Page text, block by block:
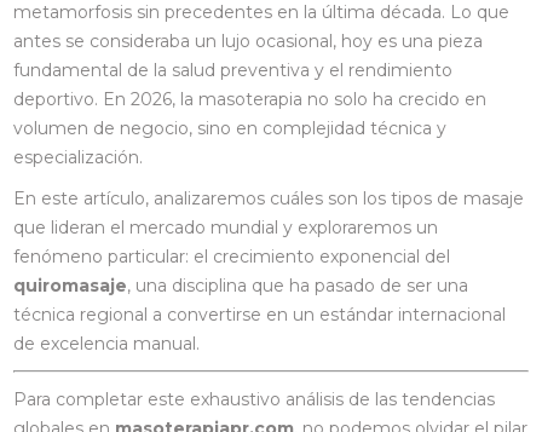
metamorfosis sin precedentes en la última década. Lo que
antes se consideraba un lujo ocasional, hoy es una pieza
fundamental de la salud preventiva y el rendimiento
deportivo. En 2026, la masoterapia no solo ha crecido en
volumen de negocio, sino en complejidad técnica y
especialización.
En este artículo, analizaremos cuáles son los tipos de masaje
que lideran el mercado mundial y exploraremos un
fenómeno particular: el crecimiento exponencial del
quiromasaje, una disciplina que ha pasado de ser una
técnica regional a convertirse en un estándar internacional
de excelencia manual.
Para completar este exhaustivo análisis de las tendencias